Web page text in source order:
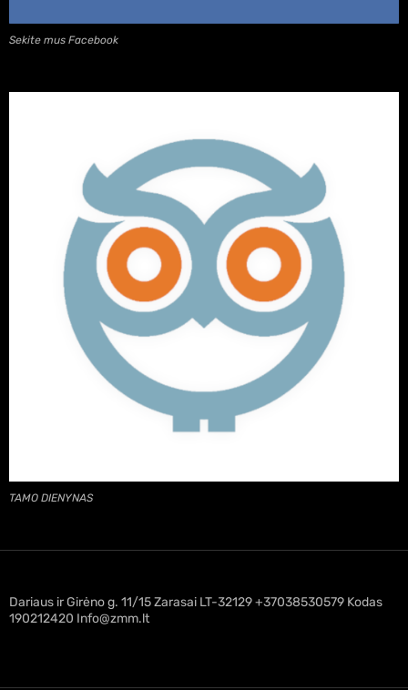
Sekite mus Facebook
TAMO DIENYNAS
Dariaus ir Girėno g. 11/15 Zarasai LT-32129 +37038530579 Kodas
190212420 Info@zmm.lt